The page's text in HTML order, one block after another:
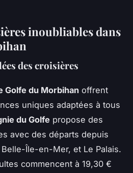
inoubliables dans
des croisières
Golfe du Morbihan offrent
uniques adaptées à tous
du Golfe propose des
avec des départs depuis
Île-en-Mer, et Le Palais.
commencent à 19,30 €